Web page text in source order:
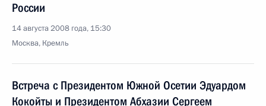
России
14 августа 2008 года, 15:30
Москва, Кремль
Встреча с Президентом Южной Осетии Эдуардом
Кокойты и Президентом Абхазии Сергеем